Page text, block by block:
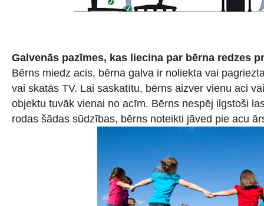
Galvenās pazīmes, kas liecina par bērna redzes
Bērns miedz acis, bērna galva ir noliekta vai
vai skatās TV. Lai saskatītu, bērns aizver vienu aci
objektu tuvāk vienai no acīm. Bērns nespēj ilgstoši
rodas šādas sūdzības, bērns noteikti jāved pie acu